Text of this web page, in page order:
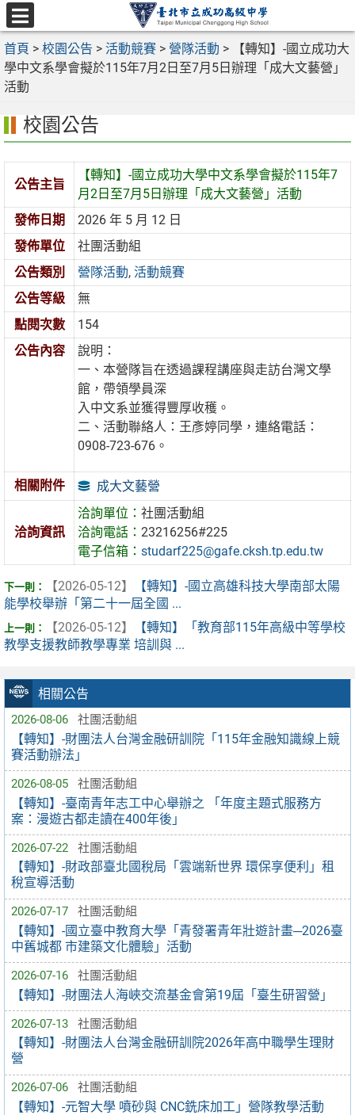
跳
至
主
要
內
選
單
首頁 > 校園公告 > 活動競賽 > 營隊活動 >
【轉知】-國立成功大
學中文系學會擬於115年7月2日至7月5日辦理「成大文藝營」
活動
相關公告
2026-08-06 社團活動組
【轉知】-財團法人台灣金融研訓院「115年金融知識線上競
賽活動辦法」
2026-08-05 社團活動組
【轉知】-臺南青年志工中心舉辦之 「年度主題式服務方
案：漫遊古都走讀在400年後」
2026-07-22 社團活動組
【轉知】-財政部臺北國稅局「雲端新世界 環保享便利」租
稅宣導活動
2026-07-17 社團活動組
【轉知】-國立臺中教育大學「青發署青年壯遊計畫─2026臺
中舊城都 市建築文化體驗」活動
2026-07-16 社團活動組
【轉知】-財團法人海峽交流基金會第19屆「臺生研習營」
2026-07-13 社團活動組
【轉知】-財團法人台灣金融研訓院2026年高中職學生理財
營
2026-07-06 社團活動組
【轉知】-元智大學 噴砂與 CNC銑床加工」營隊教學活動
校園公告
公告主旨
【轉知】-國立成功大學中文系學會擬於115年7
月2日至7月5日辦理「成大文藝營」活動
發佈日期
2026 年 5 月 12 日
發佈單位
社團活動組
公告類別
營隊活動,活動競賽
公告等級
無
點閱次數
154
公告內容
說明：
一、本營隊旨在透過課程講座與走訪台灣文學
館，帶領學員深
入中文系並獲得豐厚收穫。
二、活動聯絡人：王彥婷同學，連絡電話：
0908-723-676。
相關附件 成大文藝營
洽詢資訊
洽詢單位：社團活動組
洽詢電話：23216256#225
電子信箱：studarf225@gafe.cksh.tp.edu.tw
【2026-05-12】
【轉知】-國立高雄科技大學南部太陽
能學校舉辦「第二十一屆全國 ...
【2026-05-12】
【轉知】「教育部115年高級中等學校
教學支援教師教學專業 培訓與 ...